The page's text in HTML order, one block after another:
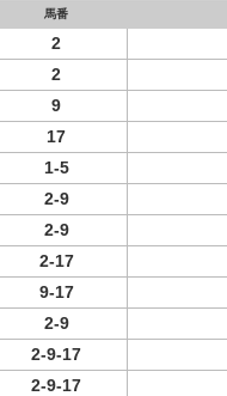
馬番
2
2
9
17
1-5
2-9
2-9
2-17
9-17
2-9
2-9-17
2-9-17